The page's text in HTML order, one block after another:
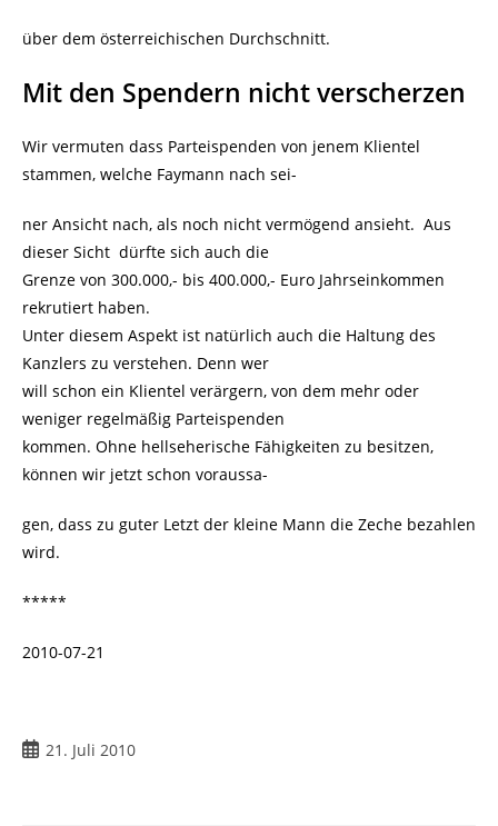
über dem österreichischen Durchschnitt.
Mit den Spendern nicht verscherzen
Wir vermuten dass Parteispenden von jenem Klientel
stammen, welche Faymann nach sei-
ner Ansicht nach, als noch nicht vermögend ansieht. Aus
dieser Sicht dürfte sich auch die
Grenze von 300.000,- bis 400.000,- Euro Jahrseinkommen
rekrutiert haben.
Unter diesem Aspekt ist natürlich auch die Haltung des
Kanzlers zu verstehen. Denn wer
will schon ein Klientel verärgern, von dem mehr oder
weniger regelmäßig Parteispenden
kommen. Ohne hellseherische Fähigkeiten zu besitzen,
können wir jetzt schon voraussa-
gen, dass zu guter Letzt der kleine Mann die Zeche bezahlen
wird.
*****
2010-07-21
Beitrag21. Juli 2010